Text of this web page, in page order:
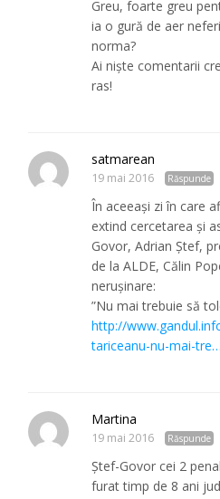
Greu, foarte greu
ia o gură de aer
norma?
Ai niște comentarii
ras!
satmarean
19 mai 2016 Răspunde
În aceeași zi în care
extind cercetarea și
Govor, Adrian Ștef,
de la ALDE, Călin
nerușinare:
”Nu mai trebuie să
http://
tariceanu-nu-mai-tre…
Martina
19 mai 2016 Răspunde
Ștef-Govor cei 2
furat timp de 8 ani